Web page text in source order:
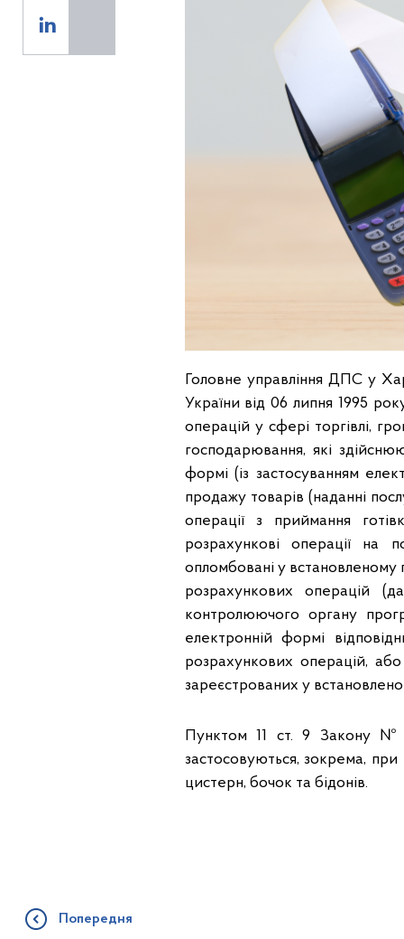
Головне управління ДПС у
України від 06 липня 1995
операцій у сфері торгівлі,
господарювання, які
формі (із застосуванням
продажу товарів (наданні
операції з приймання
розрахункові операції на
опломбовані у
розрахункових операцій
контролюючого органу
електронній формі
розрахункових операцій,
зареєстрованих у
Пунктом 11 ст. 9 Закону
застосовуються, зокрема,
цистерн, бочок та бідонів.
Попередня